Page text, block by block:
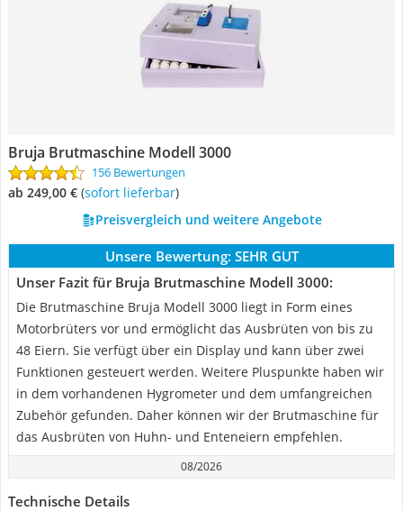
Bruja Brutmaschine Modell 3000
156 Bewertungen
ab 249,00 € ( Sofort lieferbar)
Preisvergleich und weitere Angebote
Unsere Bewertung: SEHR GUT
Unser Fazit für Bruja Brutmaschine Modell 3000:
Die Brutmaschine Bruja Modell 3000 liegt in Form eines
Motorbrüters vor und ermöglicht das Ausbrüten von bis zu
48 Eiern. Sie verfügt über ein Display und kann über zwei
Funktionen gesteuert werden. Weitere Pluspunkte haben wir
in dem vorhandenen Hygrometer und dem umfangreichen
Zubehör gefunden. Daher können wir der Brutmaschine für
das Ausbrüten von Huhn- und Enteneiern empfehlen.
08/2026
Technische Details